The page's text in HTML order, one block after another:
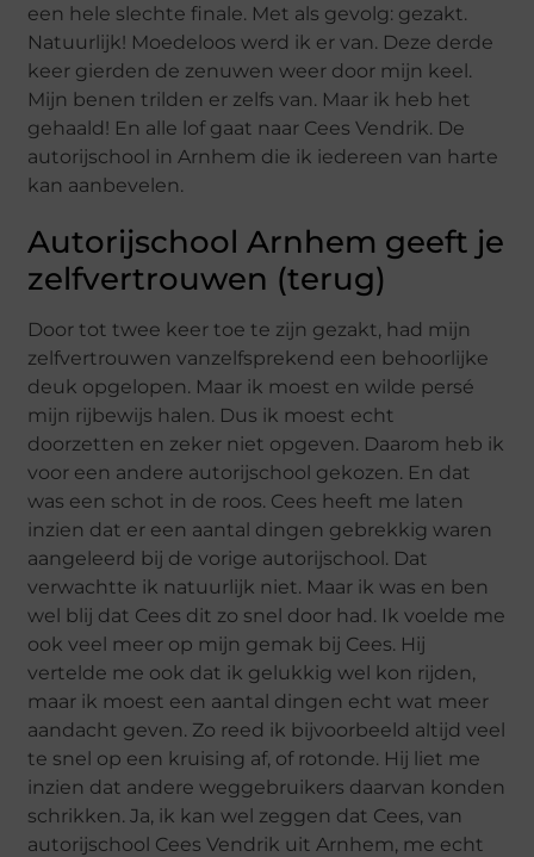
een hele slechte finale. Met als gevolg: gezakt.
Natuurlijk! Moedeloos werd ik er van. Deze derde
keer gierden de zenuwen weer door mijn keel.
Mijn benen trilden er zelfs van. Maar ik heb het
gehaald! En alle lof gaat naar Cees Vendrik. De
autorijschool in Arnhem die ik iedereen van harte
kan aanbevelen.
Autorijschool Arnhem geeft je
zelfvertrouwen (terug)
Door tot twee keer toe te zijn gezakt, had mijn
zelfvertrouwen vanzelfsprekend een behoorlijke
deuk opgelopen. Maar ik moest en wilde persé
mijn rijbewijs halen. Dus ik moest echt
doorzetten en zeker niet opgeven. Daarom heb ik
voor een andere autorijschool gekozen. En dat
was een schot in de roos. Cees heeft me laten
inzien dat er een aantal dingen gebrekkig waren
aangeleerd bij de vorige autorijschool. Dat
verwachtte ik natuurlijk niet. Maar ik was en ben
wel blij dat Cees dit zo snel door had. Ik voelde me
ook veel meer op mijn gemak bij Cees. Hij
vertelde me ook dat ik gelukkig wel kon rijden,
maar ik moest een aantal dingen echt wat meer
aandacht geven. Zo reed ik bijvoorbeeld altijd veel
te snel op een kruising af, of rotonde. Hij liet me
inzien dat andere weggebruikers daarvan konden
schrikken. Ja, ik kan wel zeggen dat Cees, van
autorijschool Cees Vendrik uit Arnhem, me echt